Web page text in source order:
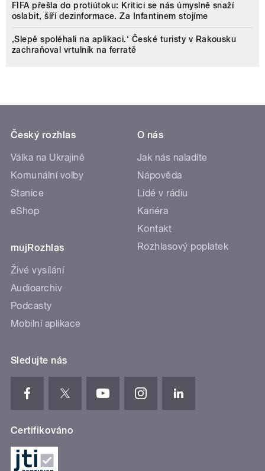
FIFA přešla do protiútoku: Kritici se nás úmyslně snaží
oslabit, šíří dezinformace. Za Infantinem stojíme
‚Slepě spoléhali na aplikaci.‘ České turisty v Rakousku
zachraňoval vrtulník na ferratě
Český rozhlas
Válka na Ukrajině
Komunální volby
Stanice
eShop
mujRozhlas
Živé vysílání
Audioarchiv
Podcasty
Mobilní aplikace
O nás
Jak nás naladíte
Nápověda
Lidé v rádiu
Kariéra
Kontakt
Rozhlasový poplatek
Sledujte nás
Certifikováno